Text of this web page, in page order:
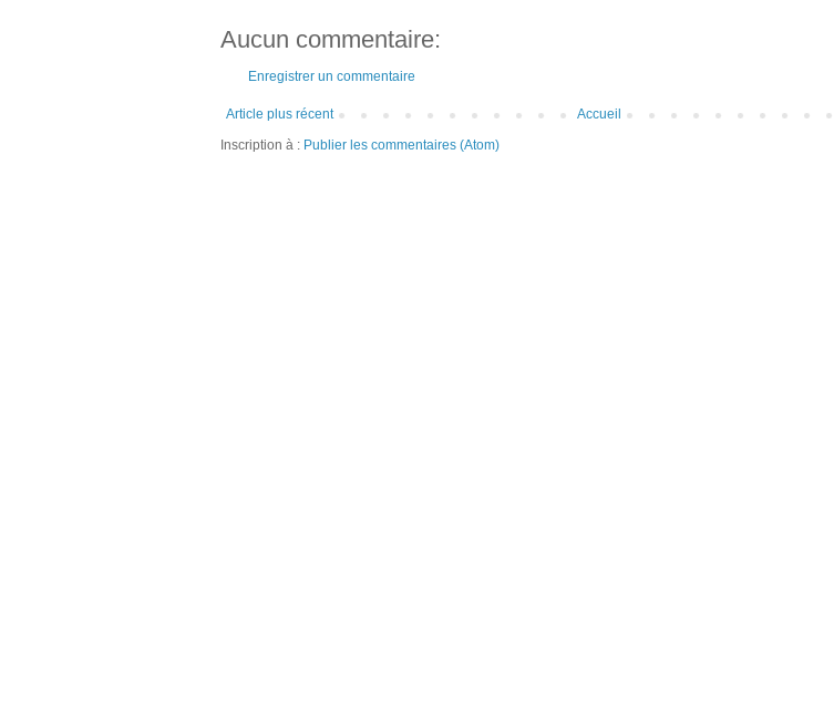
Aucun commentaire:
Enregistrer un commentaire
Article plus récent
Accueil
Inscription à : Publier les commentaires (Atom)